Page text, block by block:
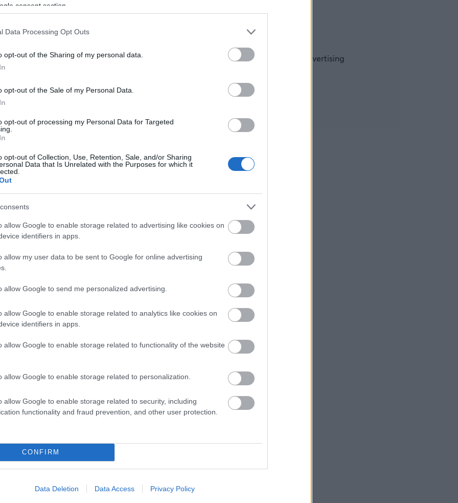
consent section.
Data Processing Opt Outs
opt-out of the Sharing of my personal data.
opt-out of the Sale of my Personal Data.
opt-out of processing my Personal Data for Targeted
opt-out of Collection, Use, Retention, Sale, and/or Sharing
Data that Is Unrelated with the Purposes for which it
allow Google to enable storage related to advertising like cookies on
identifiers in apps.
allow my user data to be sent to Google for online advertising
allow Google to send me personalized advertising.
allow Google to enable storage related to analytics like cookies on
identifiers in apps.
allow Google to enable storage related to functionality of the website
allow Google to enable storage related to personalization.
allow Google to enable storage related to security, including
functionality and fraud prevention, and other user protection.
CONFIRM
Data Deletion Data Access Privacy Policy
πού θα
προβάδισμα
Η
τηΜάγια Κβαλίνσκανα ισοφαρίζει(1-1). Βέβαια
στο σετ.